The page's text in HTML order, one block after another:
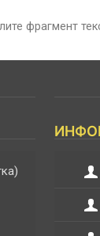
фрагмент